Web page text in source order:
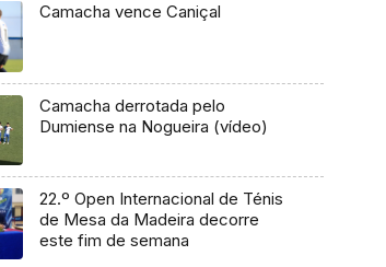
Camacha vence Caniçal
Camacha derrotada pelo
Dumiense na Nogueira (vídeo)
22.º Open Internacional de Ténis
de Mesa da Madeira decorre
este fim de semana